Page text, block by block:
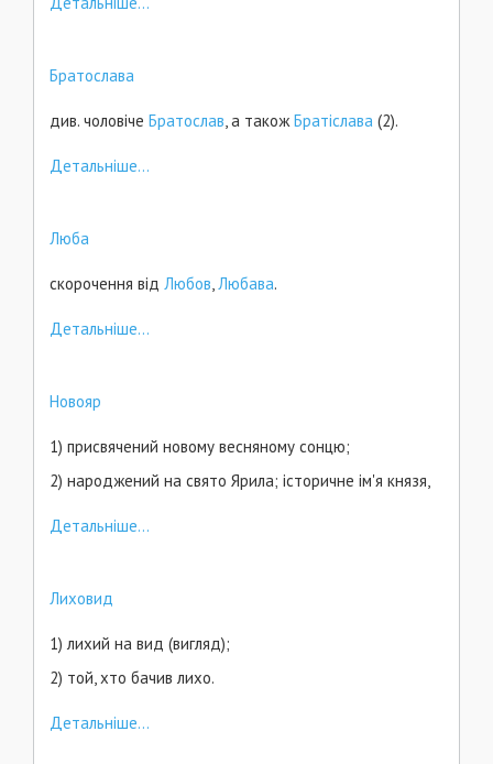
Братослава
див. чоловіче Братослав, а такожБратіслава (2).
Детальніше...
Люба
скорочення від Любов,Любава.
Детальніше...
Новояр
1) присвячений новому весняному сонцю;
2) народжений на свято Ярила; історичне ім'я князя,
Детальніше...
Лиховид
1) лихий на вид (вигляд);
2) той, хто бачив лихо.
Детальніше...